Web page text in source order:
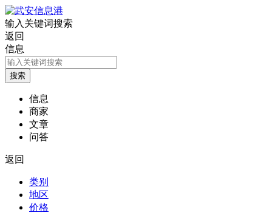
输入关键词搜索
返回
信息
信息
商家
文章
问答
返回
类别
地区
价格